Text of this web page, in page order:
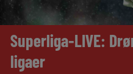
Superliga-LIVE:
ligaer